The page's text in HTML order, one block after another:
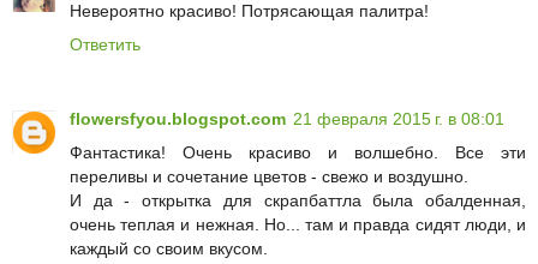
Невероятно красиво! Потрясающая палитра!
Ответить
flowersfyou.blogspot.com 21 февраля 2015 г. в 08:01
Фантастика! Очень красиво и волшебно. Все эти
переливы и сочетание цветов - свежо и воздушно.
И да - открытка для скрапбаттла была обалденная,
очень теплая и нежная. Но... там и правда сидят люди, и
каждый со своим вкусом.